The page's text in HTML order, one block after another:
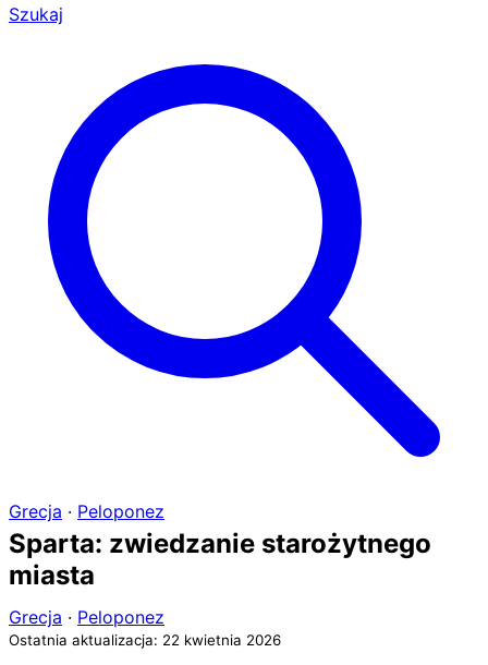
Szukaj
Grecja · Peloponez
Sparta: zwiedzanie starożytnego
miasta
Grecja · Peloponez
Ostatnia aktualizacja: 22 kwietnia 2026